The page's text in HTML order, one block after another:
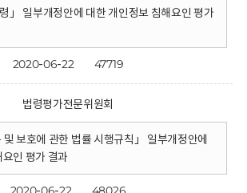
」 일부개정안에 대한 개인정보 침해요인 평가
2020-06-22 47719
법령평가전문위원회
및 보호에 관한 법률 시행규칙」 일부개정안에
인 평가 결과